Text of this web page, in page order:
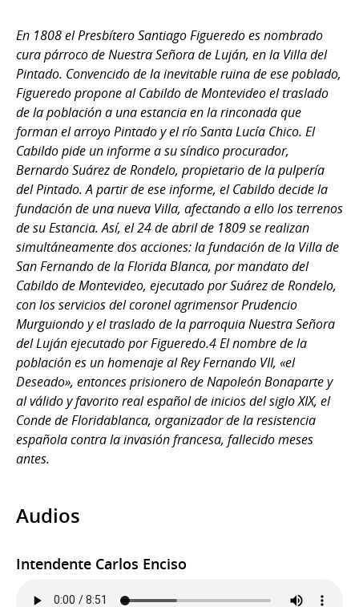
En 1808 el Presbítero Santiago Figueredo es nombrado
cura párroco de Nuestra Señora de Luján, en la Villa del
Pintado. Convencido de la inevitable ruina de ese poblado,
Figueredo propone al Cabildo de Montevideo el traslado
de la población a una estancia en la rinconada que
forman el arroyo Pintado y el río Santa Lucía Chico. El
Cabildo pide un informe a su síndico procurador,
Bernardo Suárez de Rondelo, propietario de la pulpería
del Pintado. A partir de ese informe, el Cabildo decide la
fundación de una nueva Villa, afectando a ello los terrenos
de su Estancia. Así, el 24 de abril de 1809 se realizan
simultáneamente dos acciones: la fundación de la Villa de
San Fernando de la Florida Blanca, por mandato del
Cabildo de Montevideo, ejecutado por Suárez de Rondelo,
con los servicios del coronel agrimensor Prudencio
Murguiondo y el traslado de la parroquia Nuestra Señora
del Luján ejecutado por Figueredo.4​ El nombre de la
población es un homenaje al Rey Fernando VII, «el
Deseado», entonces prisionero de Napoleón Bonaparte y
al válido y favorito real español de inicios del siglo XIX, el
Conde de Floridablanca, organizador de la resistencia
española contra la invasión francesa, fallecido meses
antes.
Audios
Intendente Carlos Enciso